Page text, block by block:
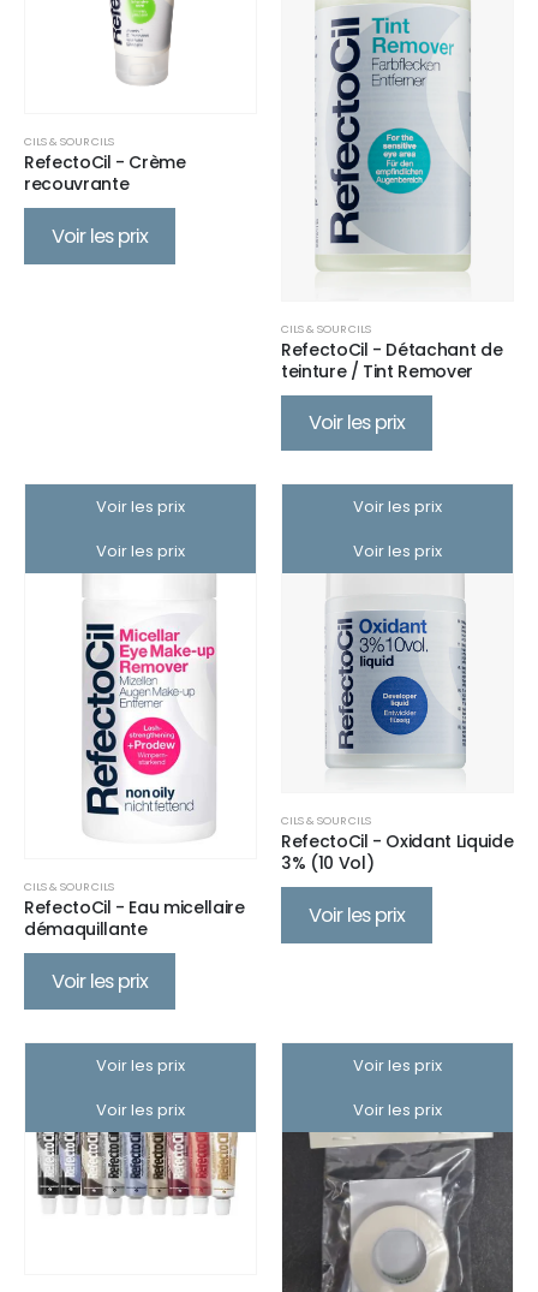
CILS & SOURCILS
RefectoCil - Crème
recouvrante
Voir les prix
CILS & SOURCILS
RefectoCil - Détachant de
teinture / Tint Remover
Voir les prix
Voir les prix
Voir les prix
CILS & SOURCILS
RefectoCil - Eau micellaire
démaquillante
Voir les prix
Voir les prix
Voir les prix
CILS & SOURCILS
RefectoCil - Oxidant Liquide
3% (10 Vol)
Voir les prix
Voir les prix
Voir les prix
Voir les prix
Voir les prix